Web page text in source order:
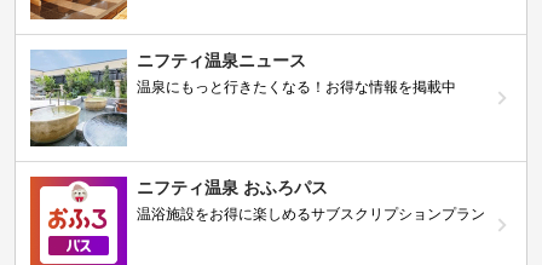
ニフティ温泉ニュース
温泉にもっと行きたくなる！お得な情報を掲載中
ニフティ温泉 おふろパス
温浴施設をお得に楽しめるサブスクリプションプラン